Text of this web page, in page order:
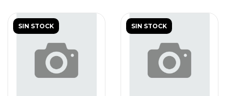
SIN STOCK SIN STOCK